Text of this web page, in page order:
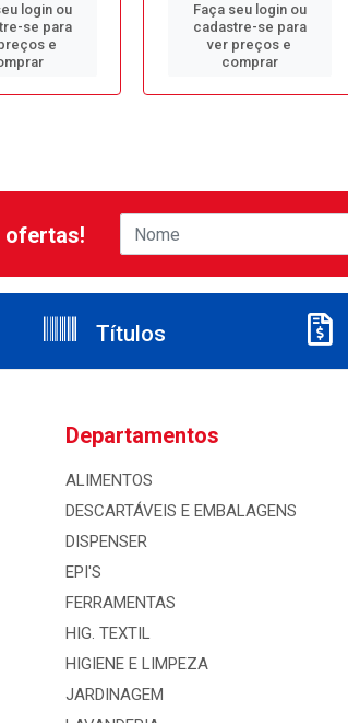
login ou
se para
e
Faça seu login ou
cadastre-se para
ver preços e
comprar
ofertas!
Títulos
Departamentos
ALIMENTOS
DESCARTÁVEIS E EMBALAGENS
DISPENSER
EPI'S
FERRAMENTAS
HIG. TEXTIL
HIGIENE E LIMPEZA
JARDINAGEM